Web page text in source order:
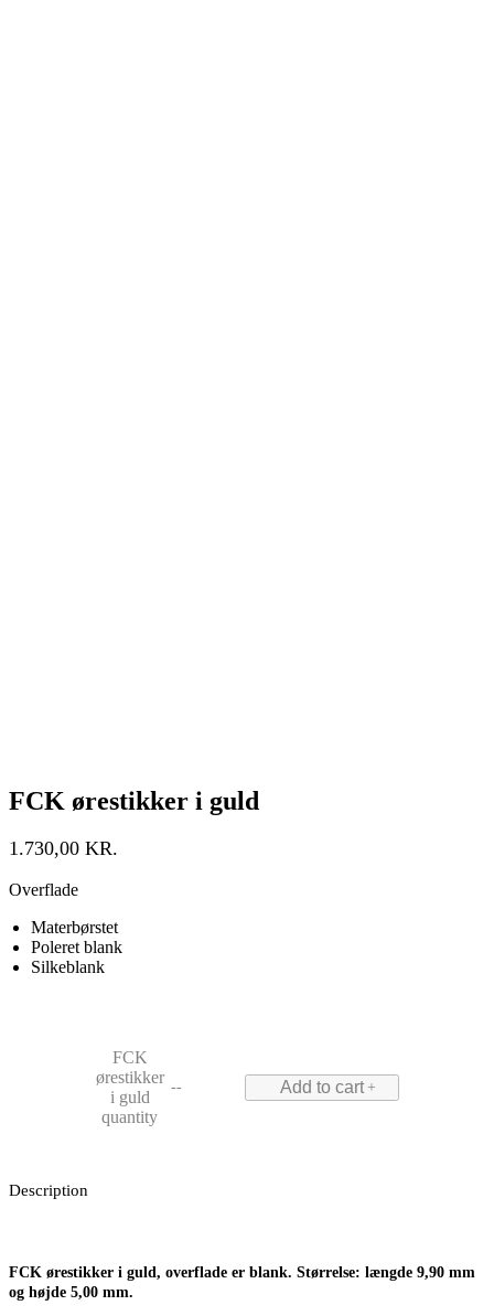
FCK ørestikker i guld
1.730,00 KR.
Overflade
Materbørstet
Poleret blank
Silkeblank
FCK
ørestikker
i guld
quantity
-- +
Add to cart
Description
FCK ørestikker i guld, overflade er blank. Størrelse: længde 9,90 mm
og højde 5,00 mm.